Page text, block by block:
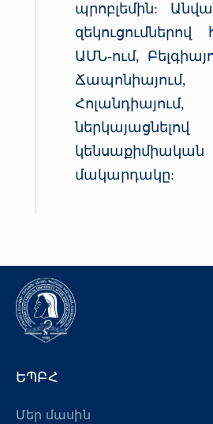
պրոբլեմին:
ԱՄՆ-ում,
մակարդակը:
ԵՊԲՀ
Մեր մասին